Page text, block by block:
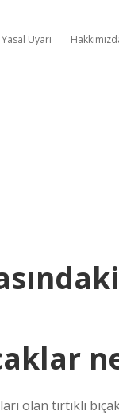
Yasal Uyarı
olan tırtıklı